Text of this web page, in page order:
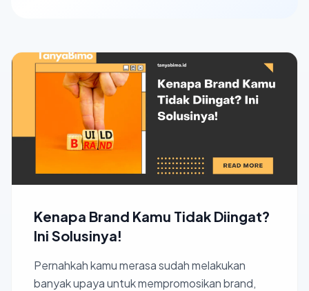
Kenapa Brand Kamu Tidak Diingat?
Ini Solusinya!
Pernahkah kamu merasa sudah melakukan
banyak upaya untuk mempromosikan brand,